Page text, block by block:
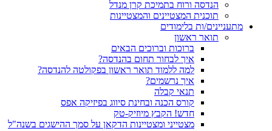
הנדסה ורוח בתמיכת קרן מנדל
תוכנית המצטיינים והמצטיינות
מתעניינים/ות בלימודים
תואר ראשון
ברוכות וברוכים הבאים
איך לבחור תחום בהנדסה?
למה ללמוד תואר ראשון בפקולטה להנדסה?
איך נרשמים?
תנאי קבלה
קורס הכנה ובחינת סיווג בפיזיקה אפס
חדש! הקבץ מיוזיק-טק
מצטייני ומצטיינות הדקאן על סמך ההישגים בשנה"ל